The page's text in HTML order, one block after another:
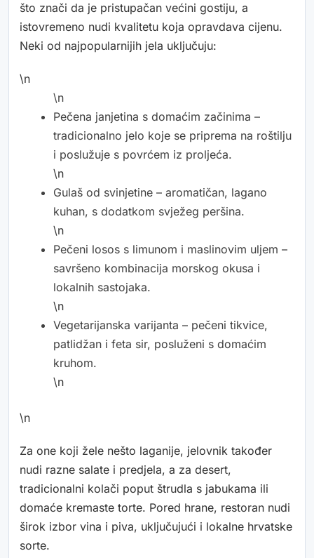
što znači da je pristupačan većini gostiju, a
istovremeno nudi kvalitetu koja opravdava cijenu.
Neki od najpopularnijih jela uključuju:
\n
\n
Pečena janjetina s domaćim začinima –
tradicionalno jelo koje se priprema na roštilju
i poslužuje s povrćem iz proljeća.
\n
Gulaš od svinjetine – aromatičan, lagano
kuhan, s dodatkom svježeg peršina.
\n
Pečeni losos s limunom i maslinovim uljem –
savršeno kombinacija morskog okusa i
lokalnih sastojaka.
\n
Vegetarijanska varijanta – pečeni tikvice,
patlidžan i feta sir, posluženi s domaćim
kruhom.
\n
\n
Za one koji žele nešto laganije, jelovnik također
nudi razne salate i predjela, a za desert,
tradicionalni kolači poput štrudla s jabukama ili
domaće kremaste torte. Pored hrane, restoran nudi
širok izbor vina i piva, uključujući i lokalne hrvatske
sorte.